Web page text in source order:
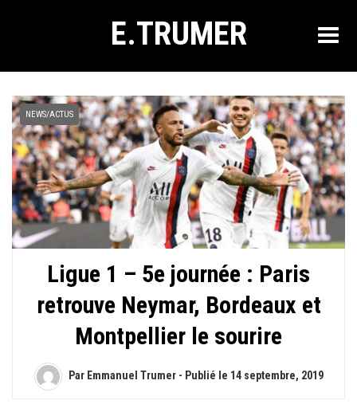
E.TRUMER
NEWS/ACTUS
Ligue 1 – 5e journée : Paris
retrouve Neymar, Bordeaux et
Montpellier le sourire
Par Emmanuel Trumer - Publié le 14 septembre, 2019